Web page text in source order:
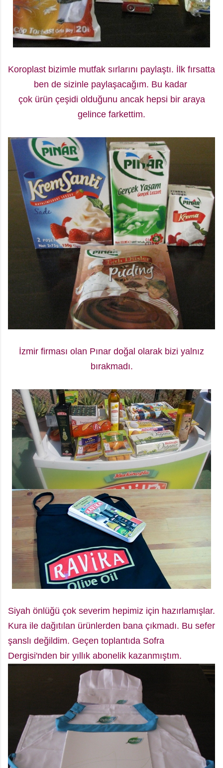
Koroplast bizimle mutfak sırlarını paylaştı. İlk fırsatta
ben de sizinle paylaşacağım. Bu kadar
çok ürün çeşidi olduğunu ancak hepsi bir araya
gelince farkettim.
İzmir firması olan Pınar doğal olarak bizi yalnız
bırakmadı.
Siyah önlüğü çok severim hepimiz için hazırlamışlar.
Kura ile dağıtılan ürünlerden bana çıkmadı. Bu sefer
şanslı değildim. Geçen toplantıda Sofra
Dergisi'nden bir yıllık abonelik kazanmıştım.